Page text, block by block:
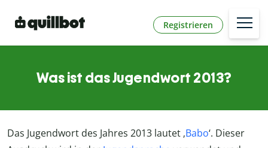
Registrieren
Was ist das Jugendwort 2013?
Das Jugendwort des Jahres 2013 lautet ‚Babo‘. Dieser